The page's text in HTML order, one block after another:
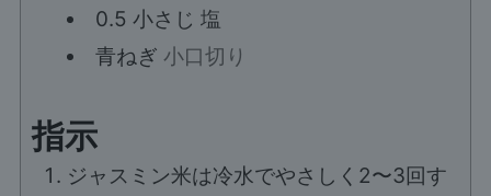
0.5 小さじ 塩
青ねぎ 小口切り
指示
ジャスミン米は冷水でやさしく2〜3回す